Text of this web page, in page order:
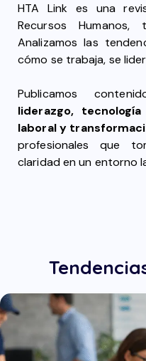
HTA Link es una
Recursos
Analizamos las
cómo se trabaja, se
Publicamos
liderazgo,
laboral y
profesionales que
claridad en un entorno